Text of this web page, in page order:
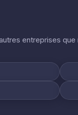
entreprises que